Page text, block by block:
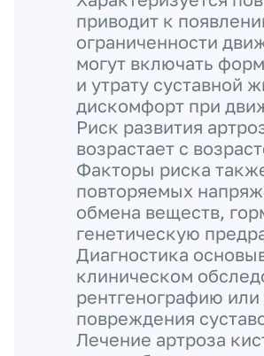
приводит к
ограниченности
могут включать
и утрату суставной
дискомфорт при
Риск развития
возрастает с
Факторы риска
повторяемых
обмена веществ,
генетическую
Диагностика
клиническом
рентгенографию
повреждения
Лечение артроза